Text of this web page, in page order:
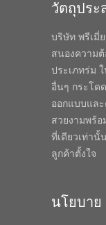
วัตถุประ
บริษัท พรีเมี่
สนองความ
ประเภทร่ม
อื่นๆ กระโด
ออกแบบแล
สวยงามพร้
ที่เดียวเท่า
ลูกค้าตั้งใจ
นโยบาย